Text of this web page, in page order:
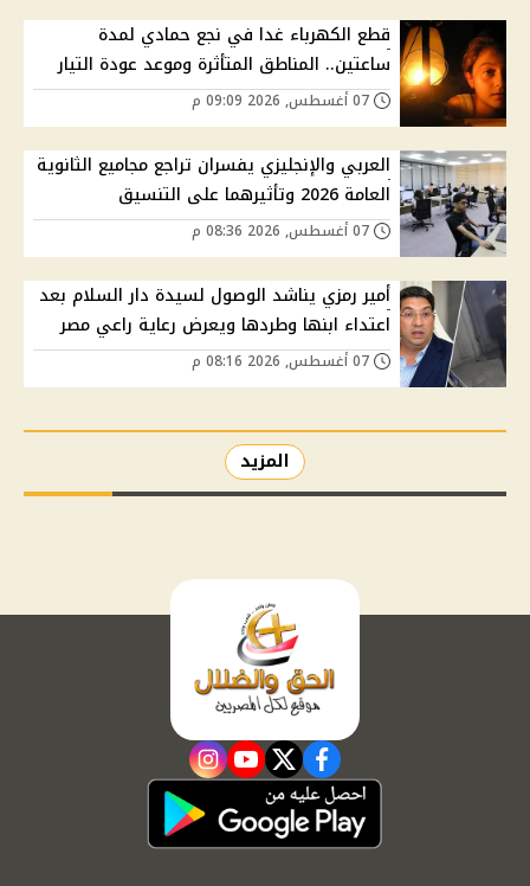
قطع الكهرباء غدا في نجع حمادي لمدة
ساعتين.. المناطق المتأثرة وموعد عودة التيار
العربي والإنجليزي يفسران تراجع مجاميع الثانوية
العامة 2026 وتأثيرهما على التنسيق
أمير رمزي يناشد الوصول لسيدة دار السلام بعد
اعتداء ابنها وطردها ويعرض رعاية راعي مصر
المزيد
facebook
twitter
youtube
instagram